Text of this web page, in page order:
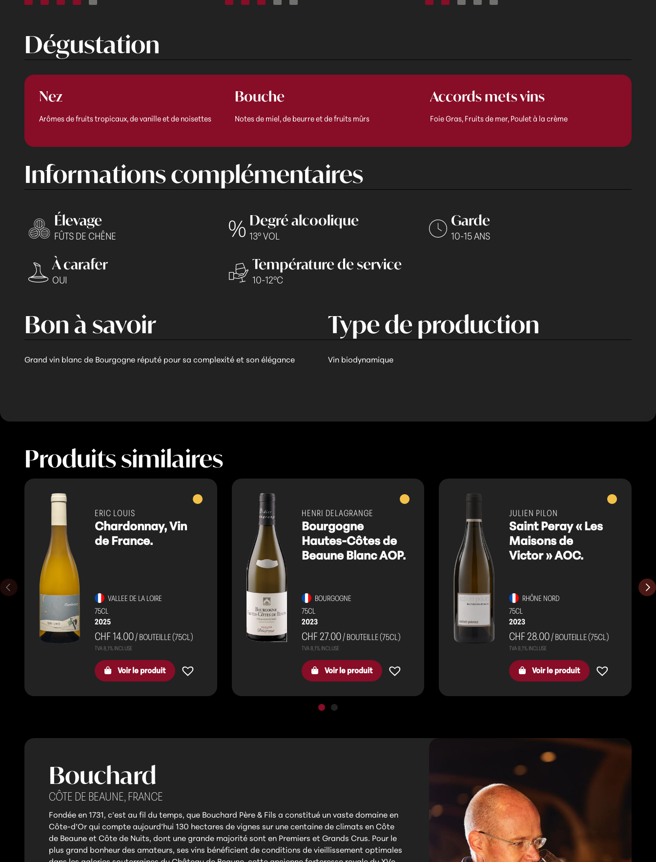
Dégustation
Nez
Arômes de fruits tropicaux, de vanille et de noisettes
Bouche
Notes de miel, de beurre et de fruits mûrs
Accords mets vins
Foie Gras, Fruits de mer, Poulet à la crème
Informations complémentaires
Élevage
FÛTS DE CHÊNE
À carafer
OUI
Degré alcoolique
13° VOL
Température de service
10-12°C
Garde
10-15 ANS
Bon à savoir
Grand vin blanc de Bourgogne réputé pour sa complexité et son élégance
Type de production
Vin biodynamique
Produits similaires
Vins
ERIC LOUIS
Chardonnay, Vin
de France.
VALLEE DE LA LOIRE
75CL
2025
CHF 14.00/ BOUTEILLE (75CL)
Voir le produit
Vins
HENRI DELAGRANGE
Bourgogne
Hautes-Côtes de
Beaune Blanc AOP.
BOURGOGNE
75CL
2023
CHF 27.00/ BOUTEILLE (75CL)
Voir le produit
Vins
JULIEN PILON
Saint Peray « Les
Maisons de
Victor » AOC.
RHÔNE NORD
75CL
2023
CHF 28.00/ BOUTEILLE (75CL)
Voir le produit
Bouchard
CÔTE DE BEAUNE, FRANCE
Fondée en 1731, c’est au fil du temps, que Bouchard Père & Fils a constitué un vaste domaine en
Côte-d’Or qui compte aujourd’hui 130 hectares de vignes sur une centaine de climats en Côte
de Beaune et Côte de Nuits, dont une grande majorité sont en Premiers et Grands Crus. Pour le
plus grand bonheur des amateurs, ses vins bénéficient de conditions de vieillissement optimales